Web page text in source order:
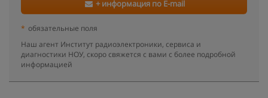
+ информация по E-mail
* обязательные поля
Наш агент Институт радиоэлектроники, сервиса и
диагностики НОУ, скоро свяжется с вами с более подробной
информацией